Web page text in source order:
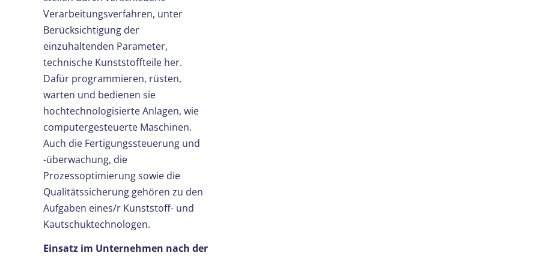
Verarbeitungsverfahren, unter
Berücksichtigung der
einzuhaltenden Parameter,
technische Kunststoffteile her.
Dafür programmieren, rüsten,
warten und bedienen sie
hochtechnologisierte Anlagen, wie
computergesteuerte Maschinen.
Auch die Fertigungssteuerung und
-überwachung, die
Prozessoptimierung sowie die
Qualitätssicherung gehören zu den
Aufgaben eines/r Kunststoff- und
Kautschuktechnologen.
Einsatz im Unternehmen nach der